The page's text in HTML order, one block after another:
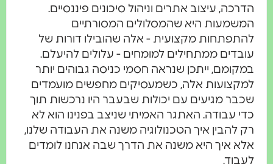
הדרכה, עיצוב אתרים וניהול סיכונים פיננסיים.
המשמעות היא שהמסלולים המסורתיים
להתפתחות מקצועית - אלה שהובילו דורות של
עובדים ממתחילים למומחים - עלולים להיעלם.
במקומם, ייתכן שנראה חסמי כניסה גבוהים יותר
למקצועות אלה, כשמעסיקים מחפשים מועמדים
שכבר מגיעים עם יכולות שבעבר היו נרכשות תוך
כדי עבודה. האתגר האמיתי שניצב בפנינו הוא לא
רק להבין איך הטכנולוגיה משנה את העבודה שלנו,
אלא איך היא משנה את הדרך שבה אנחנו לומדים
לעבוד.